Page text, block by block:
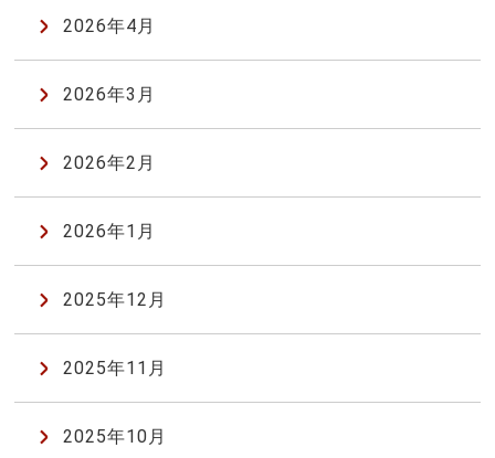
2026年4月
2026年3月
2026年2月
2026年1月
2025年12月
2025年11月
2025年10月